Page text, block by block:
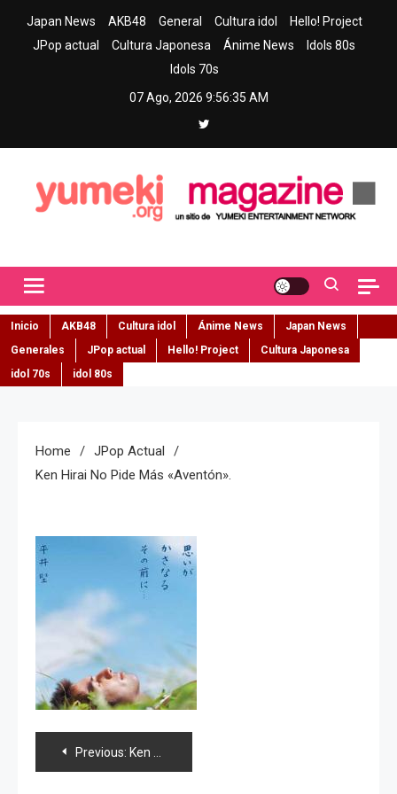
Japan News AKB48 General Cultura idol
Hello! Project
JPop actual
Cultura Japonesa Ánime News
Idols 80s
Idols 70s
07 Ago, 2026 9:56:36 AM
Inicio AKB48 Cultura idol Ánime News
Japan News
Generales
JPop actual Hello! Project
Cultura Japonesa
idol 70s
idol 80s
Home
JPop Actual
Ken Hirai No Pide Más «aventón».
Navegación
Previous: Ken Hirai no pide más «aventón».